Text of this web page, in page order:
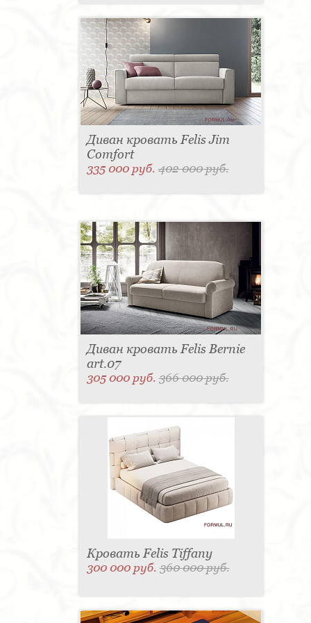
Диван кровать Felis Jim
Comfort
335 000 руб.402 000 руб.
Диван кровать Felis Bernie
art.07
305 000 руб.366 000 руб.
Кровать Felis Tiffany
300 000 руб.360 000 руб.